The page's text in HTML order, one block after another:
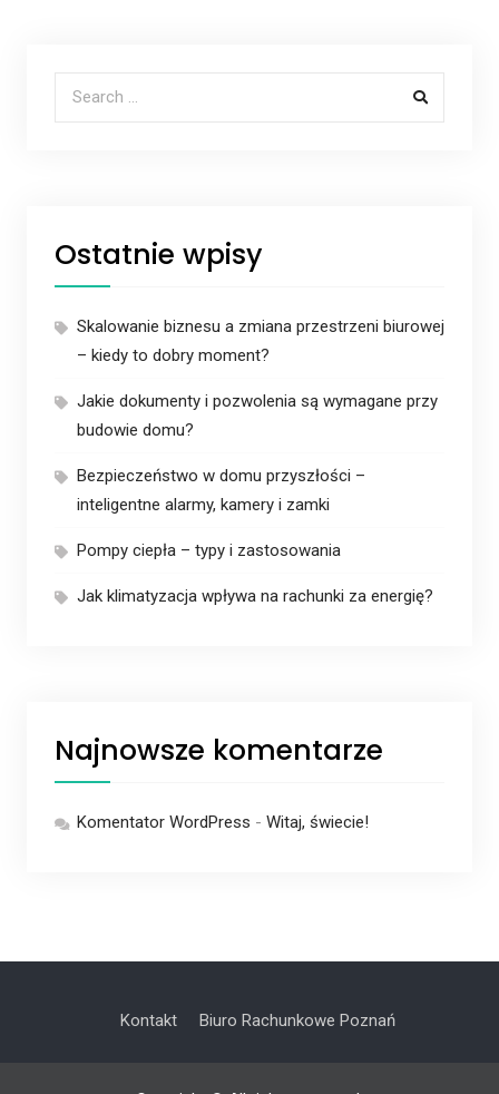
Search for:
Ostatnie wpisy
Skalowanie biznesu a zmiana przestrzeni biurowej
– kiedy to dobry moment?
Jakie dokumenty i pozwolenia są wymagane przy
budowie domu?
Bezpieczeństwo w domu przyszłości –
inteligentne alarmy, kamery i zamki
Pompy ciepła – typy i zastosowania
Jak klimatyzacja wpływa na rachunki za energię?
Najnowsze komentarze
Komentator WordPress - Witaj, świecie!
Kontakt Biuro Rachunkowe Poznań